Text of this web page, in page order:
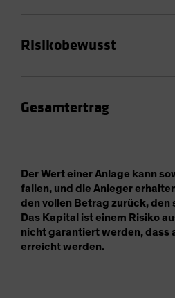
Risikobewusst
Gesamtertrag
Der Wert einer Anlage kann
fallen, und die Anleger
den vollen Betrag zurück, den
Das Kapital ist einem Risiko
nicht garantiert werden, dass
erreicht werden.